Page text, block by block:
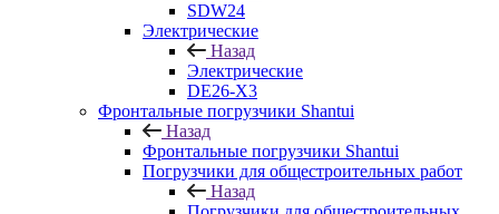
SDW24
Электрические
Назад
Электрические
DE26-X3
Фронтальные погрузчики Shantui
Назад
Фронтальные погрузчики Shantui
Погрузчики для общестроительных работ
Назад